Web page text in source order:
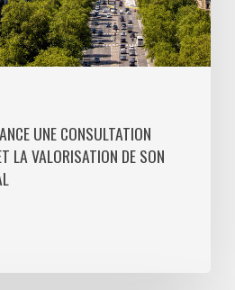
UNE CONSULTATION
LA VALORISATION DE SON